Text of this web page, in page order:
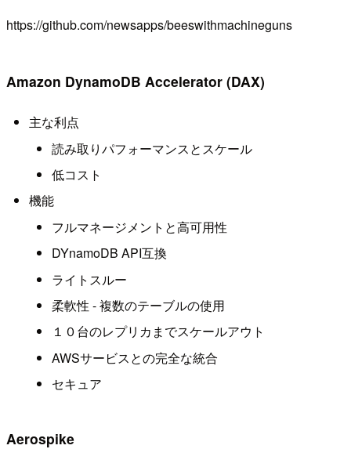
https://github.com/newsapps/beeswithmachineguns
Amazon DynamoDB Accelerator (DAX)
主な利点
読み取りパフォーマンスとスケール
低コスト
機能
フルマネージメントと高可用性
DYnamoDB API互換
ライトスルー
柔軟性 - 複数のテーブルの使用
１０台のレプリカまでスケールアウト
AWSサービスとの完全な統合
セキュア
Aerospike